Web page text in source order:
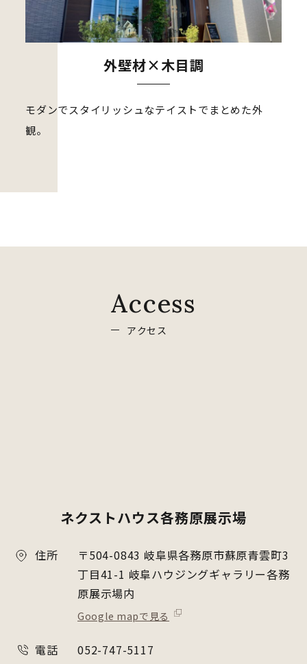
外壁材×木目調
モダンでスタイリッシュなテイストでまとめた外
観。
Access
アクセ ス
ネクストハウス各務原展示場
住所
〒504-0843 岐阜県各務原市蘇原青雲町3
丁目41-1 岐阜ハウジングギャラリー各務
原展示場内
Google mapで見る
電話 052-747-5117